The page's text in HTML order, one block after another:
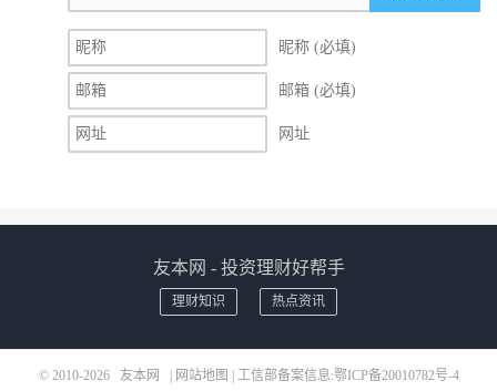
昵称 (必填)
邮箱 (必填)
网址
友本网 - 投资理财好帮手
理财知识 热点资讯
© 2010-2026 友本网 网站地图 | 工信部备案信息:鄂ICP备20010782号-4